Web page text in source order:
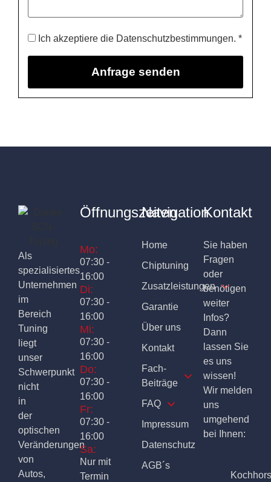
Ich akzeptiere die Datenschutzbestimmungen. *
Als
spezialisiertes
Unternehmen
im
Bereich
Tuning
liegt
unser
Schwerpunkt
nicht
in
der
optischen
Veränderungen
von
Autos,
Öffnungszeiten
Mo:
07:30 -
16:00
Di:
07:30 -
16:00
Mi:
07:30 -
16:00
Do:
07:30 -
16:00
Fr:
07:30 -
16:00
Sa:
Nur mit
Termin
Navigation
Home
Chiptuning
Zusatzleistungen
Garantie
Über uns
Kontakt
Fach-
Beiträge
FAQ
Impressum
Datenschutz
AGB´s
Kontakt
Sie haben
Fragen
oder
benötigen
weiter
Infos?
Dann
lassen Sie
es uns
wissen!
Wir melden
uns
umgehend
bei Ihnen: